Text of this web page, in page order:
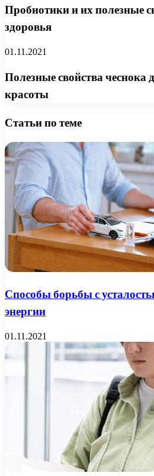
Пробиотики и их полезные
здоровья
01.11.2021
Полезные свойства чеснока
красоты
Статьи по теме
Способы борьбы с
энергии
01.11.2021